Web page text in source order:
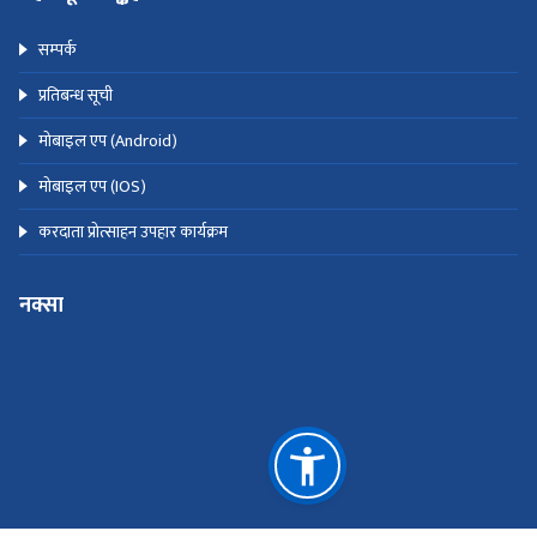
सम्पर्क
प्रतिबन्ध सूची
मोबाइल एप (Android)
मोबाइल एप (IOS)
करदाता प्रोत्साहन उपहार कार्यक्रम
नक्सा